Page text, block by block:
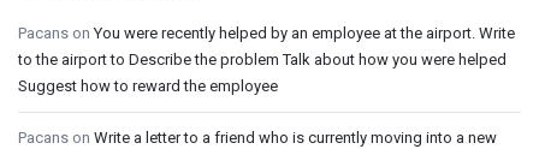
Pacans onYou were recently helped by an employee at the airport. Write
to the airport to Describe the problem Talk about how you were helped
Suggest how to reward the employee
Pacans on Write a letter to a friend who is currently moving into a new